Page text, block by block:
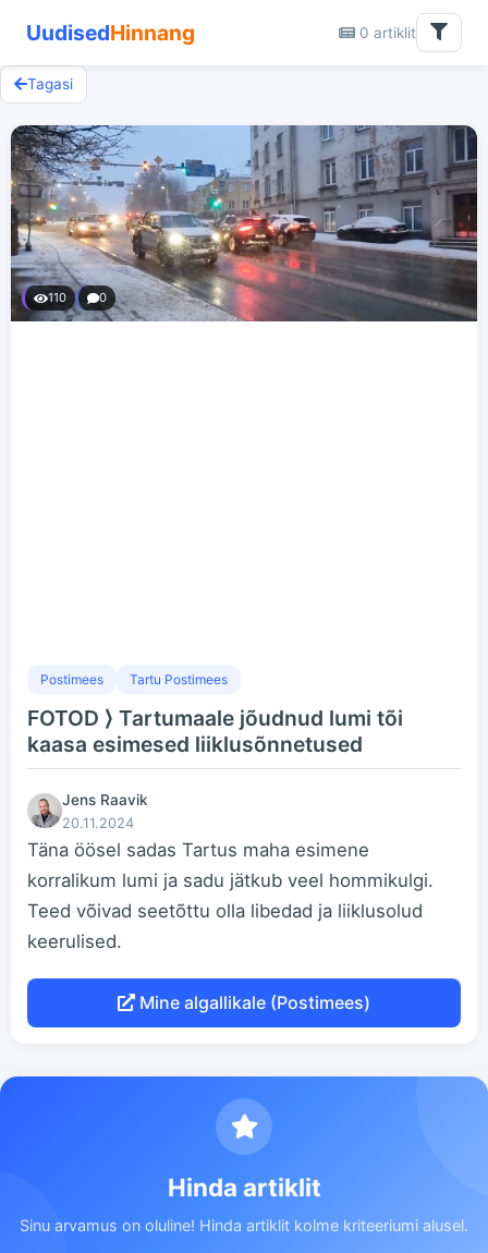
UudisedHinnang 0 artiklit
Tagasi
110 0
Postimees Tartu Postimees
FOTOD ⟩ Tartumaale jõudnud lumi tõi
kaasa esimesed liiklusõnnetused
Jens Raavik
20.11.2024
Täna öösel sadas Tartus maha esimene
korralikum lumi ja sadu jätkub veel hommikulgi.
Teed võivad seetõttu olla libedad ja liiklusolud
keerulised.
Mine algallikale (Postimees)
Hinda artiklit
Sinu arvamus on oluline! Hinda artiklit kolme kriteeriumi alusel.